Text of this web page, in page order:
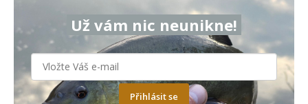
Už vám nic neunikne!
Přihlásit se